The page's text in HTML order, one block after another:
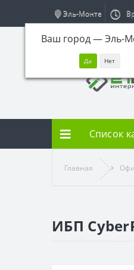
Эль-Монте
Ваш город —Эль-
Список
Главная
ИБП